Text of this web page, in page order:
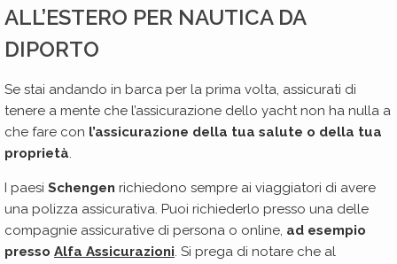
ALL’ESTERO PER NAUTICA DA
DIPORTO
Se stai andando in barca per la prima volta, assicurati di
tenere a mente che l’assicurazione dello yacht non ha nulla a
che fare con l’assicurazione della tua salute o della tua
proprietà.
I paesi Schengen richiedono sempre ai viaggiatori di avere
una polizza assicurativa. Puoi richiederlo presso una delle
compagnie assicurative di persona o online, ad esempio
presso Alfa Assicurazioni. Si prega di notare che al